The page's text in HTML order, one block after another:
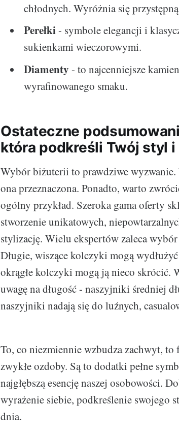
chłodnych. Wyróżnia się
Perełki- symbole elegancji i
sukienkami wieczorowymi.
Diamenty - to najcenniejsze
wyrafinowanego smaku.
Ostateczne
która podkreśli Twój styl
Wybór biżuterii to prawdziwe wyzwanie.
ona przeznaczona. Ponadto, warto
ogólny przykład. Szeroka gama oferty
stworzenie unikatowych,
stylizację. Wielu ekspertów zaleca
Długie, wiszące kolczyki mogą
okrągłe kolczyki mogą ją nieco
uwagę na długość - naszyjniki średniej
naszyjniki nadają się do luźnych,
To, co niezmiennie wzbudza zachwyt,
zwykłe ozdoby. Są to dodatki pełne
najgłębszą esencję naszej osobowości.
wyrażenie siebie, podkreślenie swojego
dnia.